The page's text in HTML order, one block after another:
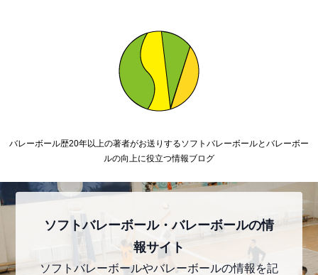
バレーボール歴20年以上の著者がお送りするソフトバレーボールとバレーボー
ルの向上に役立つ情報ブログ
ソフトバレーボール・バレーボールの情
報サイト
ソフトバレーボールやバレーボールの情報を記